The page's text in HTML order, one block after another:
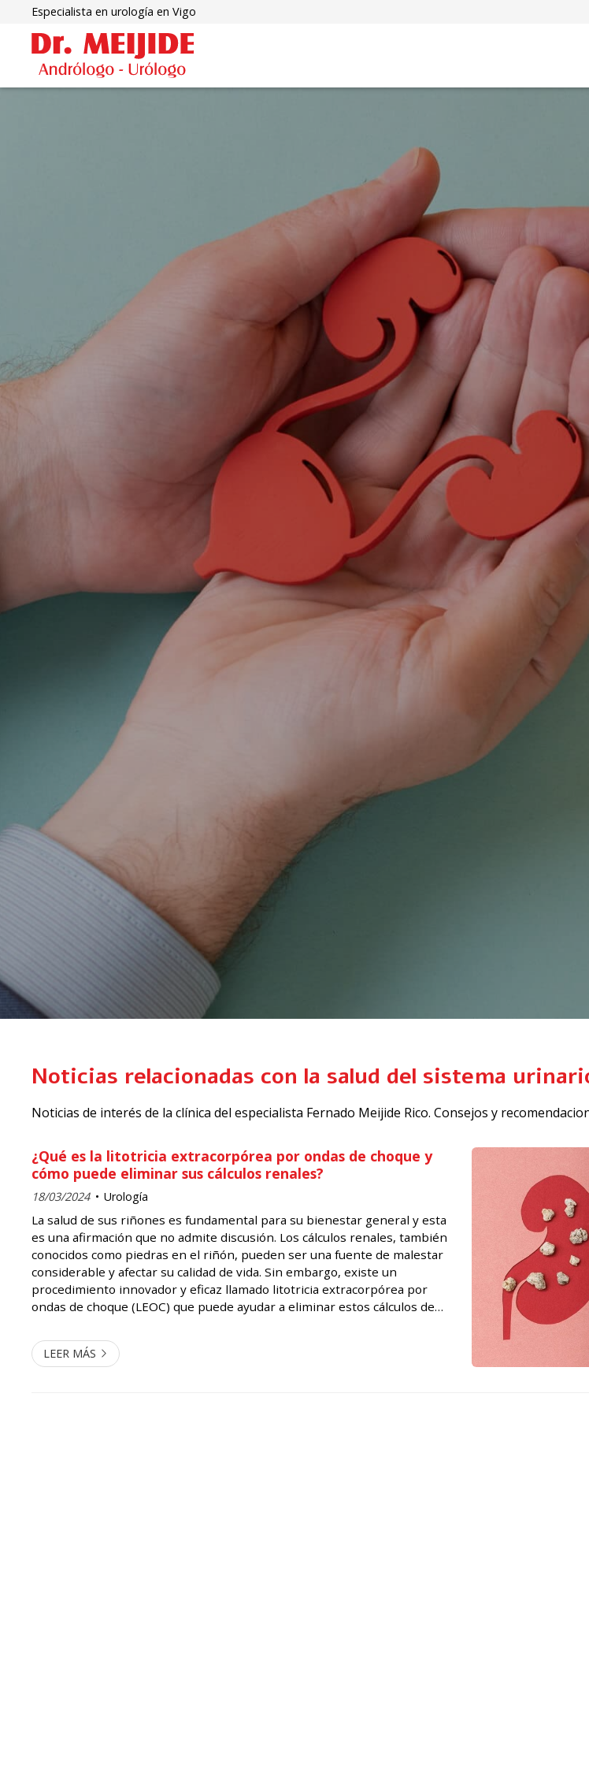
Especialista en urología en Vigo
Noticias relacionadas con la salud del sistema
Noticias de interés de la clínica del especialista Fernado Meijide Rico. Consejos y
¿Qué es la litotricia extracorpórea por ondas de choque y
cómo puede eliminar sus cálculos renales?
18/03/2024 Urología
La salud de sus riñones es fundamental para su bienestar general y esta
es una afirmación que no admite discusión. Los cálculos renales, también
conocidos como piedras en el riñón, pueden ser una fuente de malestar
considerable y afectar su calidad de vida. Sin embargo, existe un
procedimiento innovador y eficaz llamado litotricia extracorpórea por
ondas de choque (LEOC) que puede ayudar a eliminar estos cálculos de
procedimiento a...
LEER MÁS